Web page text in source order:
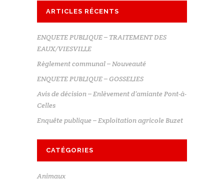
ARTICLES RÉCENTS
ENQUETE PUBLIQUE – TRAITEMENT DES
EAUX/VIESVILLE
Règlement communal – Nouveauté
ENQUETE PUBLIQUE – GOSSELIES
Avis de décision – Enlèvement d’amiante Pont-à-
Celles
Enquête publique – Exploitation agricole Buzet
CATÉGORIES
Animaux